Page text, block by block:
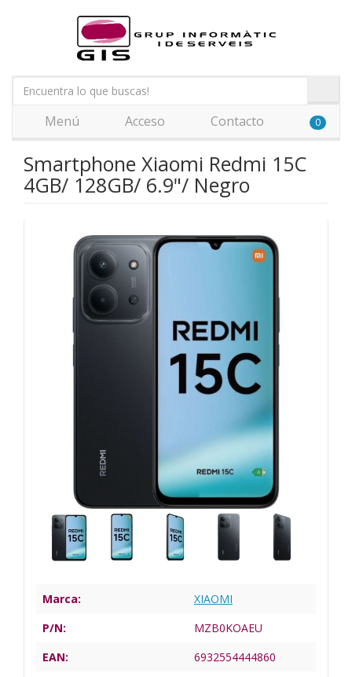
Menú Acceso Contacto 0
Smartphone Xiaomi Redmi 15C
4GB/ 128GB/ 6.9"/ Negro
Marca:
XIAOMI
P/N:
MZB0KOAEU
EAN:
6932554444860